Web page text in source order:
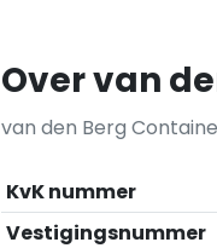
Over van
van den Berg
KvK nummer
Vestigingsnummer